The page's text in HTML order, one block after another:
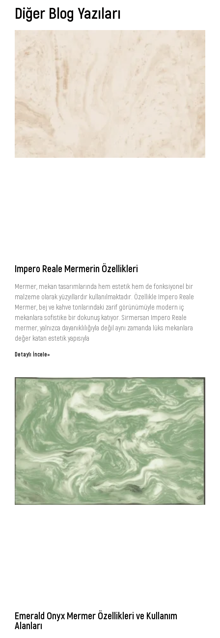
Diğer Blog Yazıları
Impero Reale Mermerin Özellikleri
Mermer, mekan tasarımlarında hem estetik hem de fonksiyonel bir
malzeme olarak yüzyıllardır kullanılmaktadır. Özellikle Impero Reale
Mermer, bej ve kahve tonlarındaki zarif görünümüyle modern iç
mekanlara sofistike bir dokunuş katıyor. Sirmersan Impero Reale
mermer, yalnızca dayanıklılığıyla değil aynı zamanda lüks mekanlara
değer katan estetik yapısıyla
Detaylı İncele»
Emerald Onyx Mermer Özellikleri ve Kullanım
Alanları